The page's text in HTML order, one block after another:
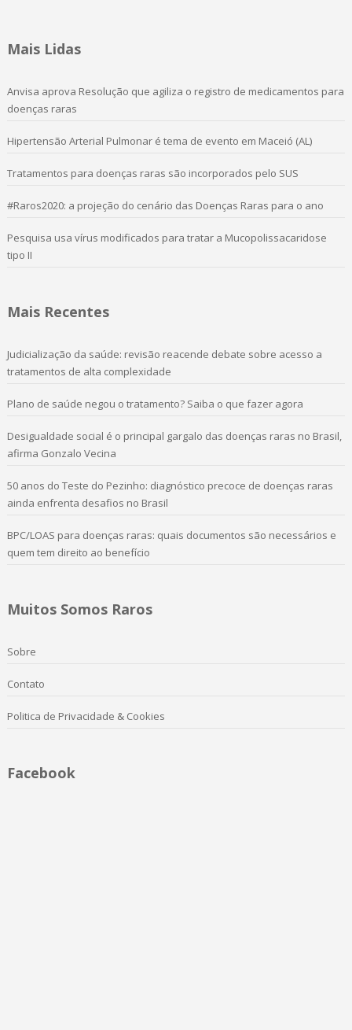
Mais Lidas
Anvisa aprova Resolução que agiliza o registro de medicamentos para
doenças raras
Hipertensão Arterial Pulmonar é tema de evento em Maceió (AL)
Tratamentos para doenças raras são incorporados pelo SUS
#Raros2020: a projeção do cenário das Doenças Raras para o ano
Pesquisa usa vírus modificados para tratar a Mucopolissacaridose
tipo II
Mais Recentes
Judicialização da saúde: revisão reacende debate sobre acesso a
tratamentos de alta complexidade
Plano de saúde negou o tratamento? Saiba o que fazer agora
Desigualdade social é o principal gargalo das doenças raras no Brasil,
afirma Gonzalo Vecina
50 anos do Teste do Pezinho: diagnóstico precoce de doenças raras
ainda enfrenta desafios no Brasil
BPC/LOAS para doenças raras: quais documentos são necessários e
quem tem direito ao benefício
Muitos Somos Raros
Sobre
Contato
Politica de Privacidade & Cookies
Facebook